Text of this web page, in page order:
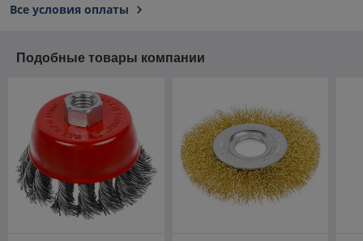
Все условия оплаты
Подобные товары компании